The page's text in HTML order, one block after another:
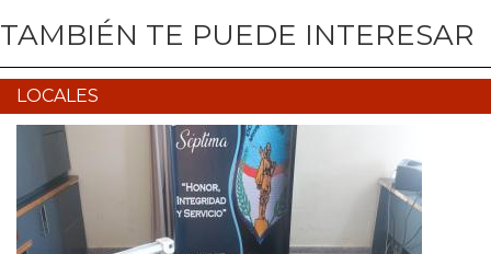
TAMBIÉN TE PUEDE INTERESAR
LOCALES